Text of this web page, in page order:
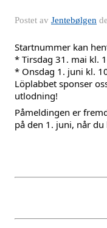
Postet av Jentebølgen
Startnummer kan
* Tirsdag 31. mai kl.
* Onsdag 1. juni kl.
Löplabbet sponser
utlodning!
Påmeldingen er
på den 1. juni, når